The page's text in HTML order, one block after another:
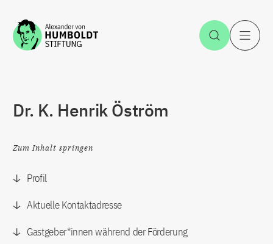
Zum Inhalt springen Suche
Dr. K. Henrik Öström
Zum Inhalt springen
Profil
Aktuelle Kontaktadresse
Gastgeber*innen während der Förderung